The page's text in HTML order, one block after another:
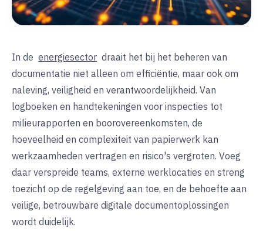
In de energiesector draait het bij het beheren van
documentatie niet alleen om efficiëntie, maar ook om
naleving, veiligheid en verantwoordelijkheid. Van
logboeken en handtekeningen voor inspecties tot
milieurapporten en boorovereenkomsten, de
hoeveelheid en complexiteit van papierwerk kan
werkzaamheden vertragen en risico's vergroten. Voeg
daar verspreide teams, externe werklocaties en streng
toezicht op de regelgeving aan toe, en de behoefte aan
veilige, betrouwbare digitale documentoplossingen
wordt duidelijk.